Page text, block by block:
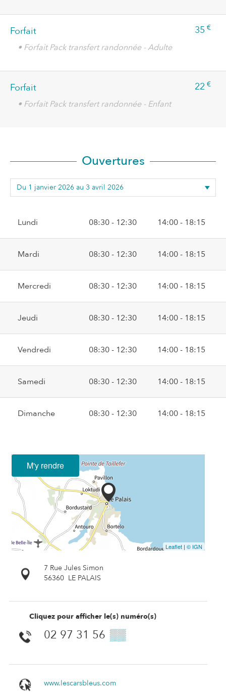
Forfait 35 €
• Forfait Pack transfert randonnée - Adulte
Forfait 22 €
• Forfait Pack transfert randonnée - Enfant
Ouvertures
Lundi 08:30 - 12:30 14:00 - 18:15
Mardi 08:30 - 12:30 14:00 - 18:15
Mercredi 08:30 - 12:30 14:00 - 18:15
Jeudi 08:30 - 12:30 14:00 - 18:15
Vendredi 08:30 - 12:30 14:00 - 18:15
Samedi 08:30 - 12:30 14:00 - 18:15
Dimanche 08:30 - 12:30 14:00 - 18:15
M'y rendre
Leaflet | © IGN
7 Rue Jules Simon
56360 LE PALAIS
Cliquez pour afficher le(s) numéro(s)
02 97 31 56 ▒▒
www.lescarsbleus.com